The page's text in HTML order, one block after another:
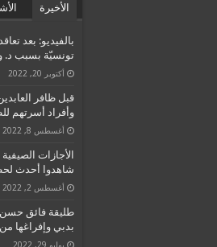
الأخيرة
تونسيّة بسبب د.
أكتوبر 20, 2022
قبل ظافر
وأفراد أسرتهم
أغسطس 8, 2022
الأجازات
شاهدوا أحدث
أغسطس 2, 2022
طليقة فائق حسن
بدبي وإفراغها من
يوليو 29, 2022